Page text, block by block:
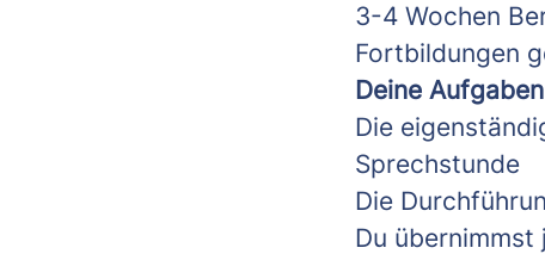
3-4 Wochen
Fortbildungen
Deine Aufgaben
Die
Sprechstunde
Die
Du übernimmst